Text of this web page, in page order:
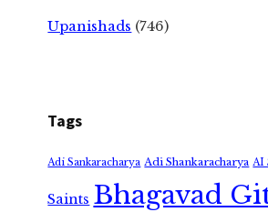
Upanishads (746)
Tags
Adi Sankaracharya Adi Shankaracharya AI
Saints Bhagavad